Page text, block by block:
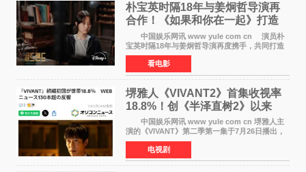
朴宝英时隔18年与姜炯哲导演再
合作！《如果和你在一起》打造
奇幻浪漫喜剧
中国娱乐网讯 www yule com cn 演员朴
宝英时隔18年与姜炯哲导演再度携手，共同打造
备受期待的浪漫喜剧新作《如果和你在一起》
（暂定名）。据OSEN报道，朴宝英将出演该片
女主角，自2008年《
看电影
堺雅人《VIVANT2》首集收视率
18.8%！创《半泽直树2》以来
TBS周日剧场最高开局
中国娱乐网讯 www yule com cn 堺雅人主
演的《VIVANT》第二季第一集于7月26日播出，
首集收视率高达18 8%，成为自2020年《半泽直
树2》首集22%以来，TBS周日剧场最高开播收视
纪录。 考虑到
电视剧